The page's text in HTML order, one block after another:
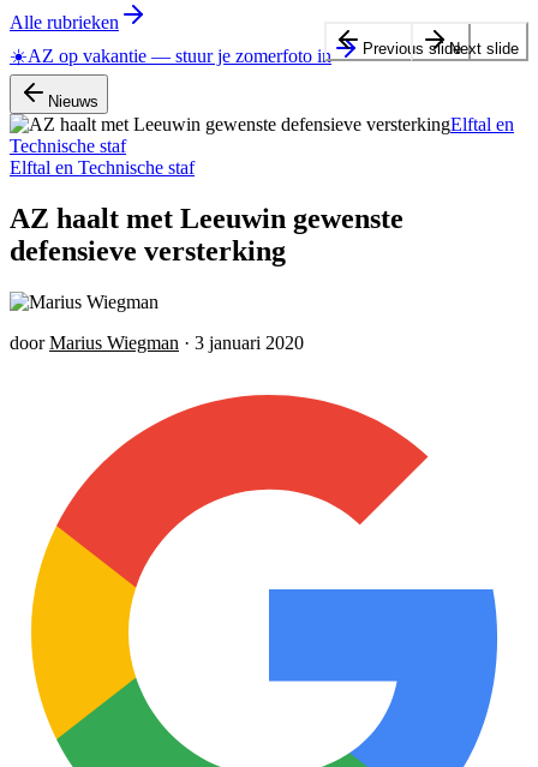
Alle rubrieken
☀️AZ op vakantie — stuur je zomerfoto in
Nieuws
Elftal en
Technische staf
Elftal en Technische staf
AZ haalt met Leeuwin gewenste
defensieve versterking
door Marius Wiegman · 3 januari 2020
Previous slideNext slide